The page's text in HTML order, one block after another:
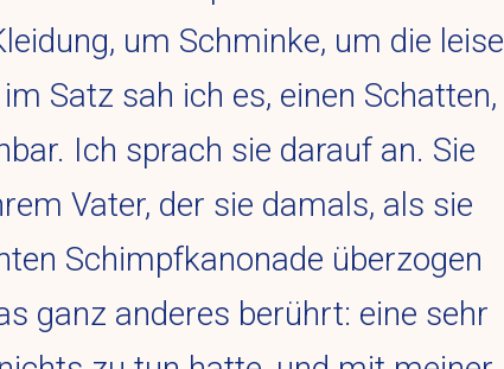
um Schminke, um die leise
Satz sah ich es, einen Schatten,
Ich sprach sie darauf an. Sie
Vater, der sie damals, als sie
Schimpfkanonade überzogen
ganz anderes berührt: eine sehr